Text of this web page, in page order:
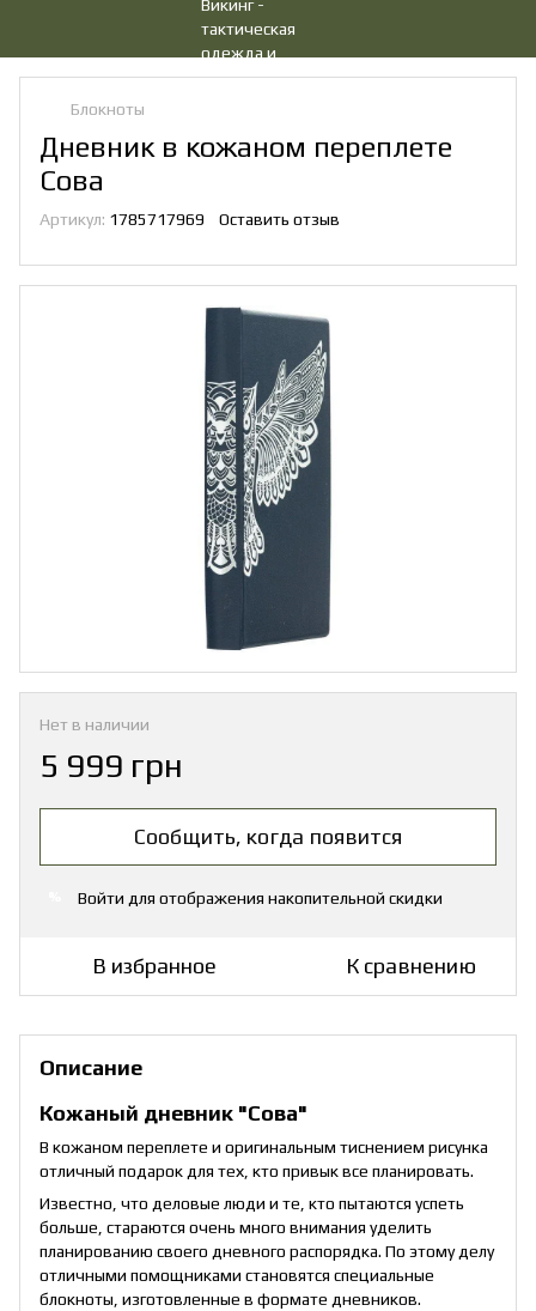
Блокноты
Дневник в кожаном переплете
Сова
Артикул: 1785717969 Оставить отзыв
Нет в наличии
5 999 грн
Сообщить, когда появится
Войти для отображения накопительной скидки
В избранное К сравнению
Описание
Кожаный дневник "Сова"
В кожаном переплете и оригинальным тиснением рисунка
отличный подарок для тех, кто привык все планировать.
Известно, что деловые люди и те, кто пытаются успеть
больше, стараются очень много внимания уделить
планированию своего дневного распорядка. По этому делу
отличными помощниками становятся специальные
блокноты, изготовленные в формате дневников.